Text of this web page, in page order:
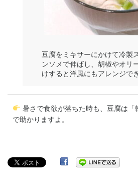
豆腐をミキサーにかけて冷製
ンソメで伸ばし、胡椒やオリ
けすると洋風にもアレンジで
暑さで食欲が落ちた時も、豆腐は
で助かりますよ。